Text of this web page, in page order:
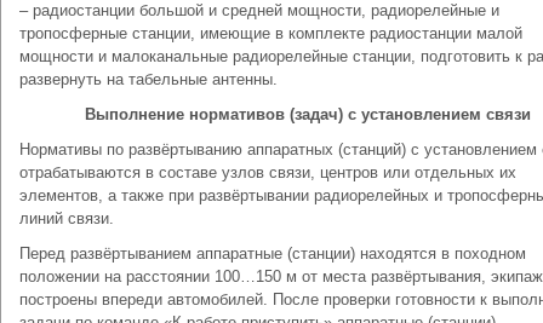
– радиостанции большой и средней мощности, радиорелейные и
тропосферные станции, имеющие в комплекте радиостанции малой
мощности и малоканальные радиорелейные станции, подготовить к
развернуть на табельные антенны.
Выполнение нормативов (задач) с установлением связи
Нормативы по развёртыванию аппаратных (станций) с установлением
отрабатываются в составе узлов связи, центров или отдельных их
элементов, а также при развёртывании радиорелейных и
линий связи.
Перед развёртыванием аппаратные (станции) находятся в походном
положении на расстоянии 100…150 м от места развёртывания,
построены впереди автомобилей. После проверки готовности к